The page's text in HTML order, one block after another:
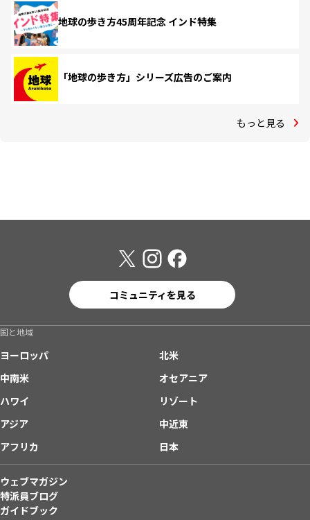
地球の歩き方45周年記念 インド特集
「地球の歩き方」シリーズ広告のご案内
もっと見る
コミュニティを見る
国と地域
ヨーロッパ
北米
中南米
オセアニア
ハワイ
リゾート
アジア
中近東
アフリカ
日本
ウェブマガジン
特派員ブログ
ガイドブック